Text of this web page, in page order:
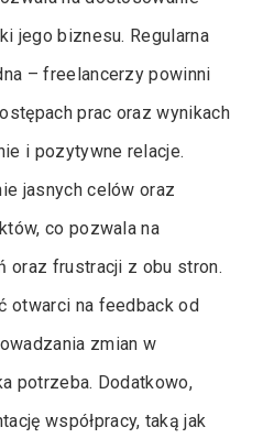
jego biznesu. Regularna
– freelancerzy powinni
prac oraz wynikach
i pozytywne relacje.
jasnych celów oraz
co pozwala na
oraz frustracji z obu stron.
otwarci na feedback od
zmian w
potrzeba. Dodatkowo,
współpracy, taką jak